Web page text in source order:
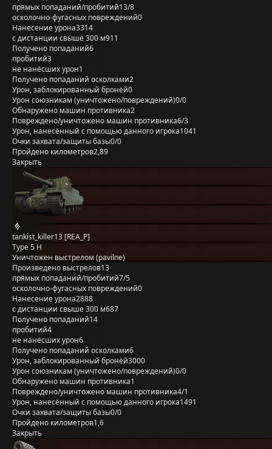
прямых попаданий/пробитий13/8
осколочно-фугасных повреждений0
Нанесение урона3314
с дистанции свыше 300 м911
Получено попаданий6
пробитий3
не нанёсших урон1
Получено попаданий осколками2
Урон, заблокированный бронёй0
Урон союзникам (уничтожено/повреждений)0/0
Обнаружено машин противника2
Повреждено/уничтожено машин противника6/3
Урон, нанесённый с помощью данного игрока1041
Очки захвата/защиты базы0/0
Пройдено километров2,89
Закрыть
tankist_killer13 [REA_P]
Type 5 H
Уничтожен выстрелом (pavilne)
Произведено выстрелов13
прямых попаданий/пробитий7/5
осколочно-фугасных повреждений0
Нанесение урона2888
с дистанции свыше 300 м687
Получено попаданий14
пробитий4
не нанёсших урон6
Получено попаданий осколками6
Урон, заблокированный бронёй3000
Урон союзникам (уничтожено/повреждений)0/0
Обнаружено машин противника1
Повреждено/уничтожено машин противника4/1
Урон, нанесённый с помощью данного игрока1491
Очки захвата/защиты базы0/0
Пройдено километров1,6
Закрыть